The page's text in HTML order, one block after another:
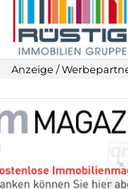
Anzeige /